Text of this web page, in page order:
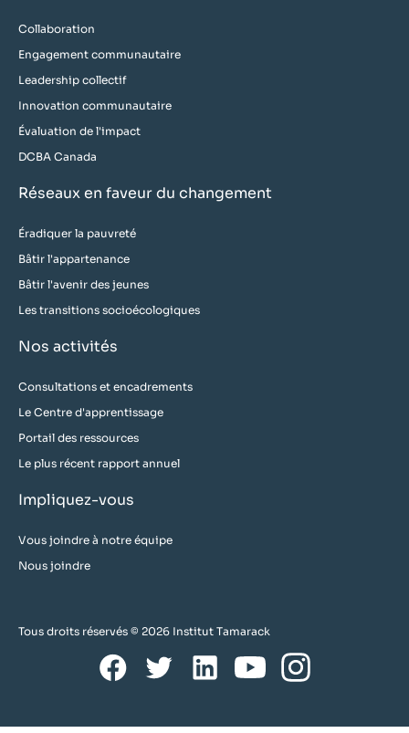
Collaboration
Engagement communautaire
Leadership collectif
Innovation communautaire
Évaluation de l'impact
DCBA Canada
Réseaux en faveur du changement
Éradiquer la pauvreté
Bâtir l'appartenance
Bâtir l'avenir des jeunes
Les transitions socioécologiques
Nos activités
Consultations et encadrements
Le Centre d'apprentissage
Portail des ressources
Le plus récent rapport annuel
Impliquez-vous
Vous joindre à notre équipe
Nous joindre
Tous droits réservés © 2026 Institut Tamarack